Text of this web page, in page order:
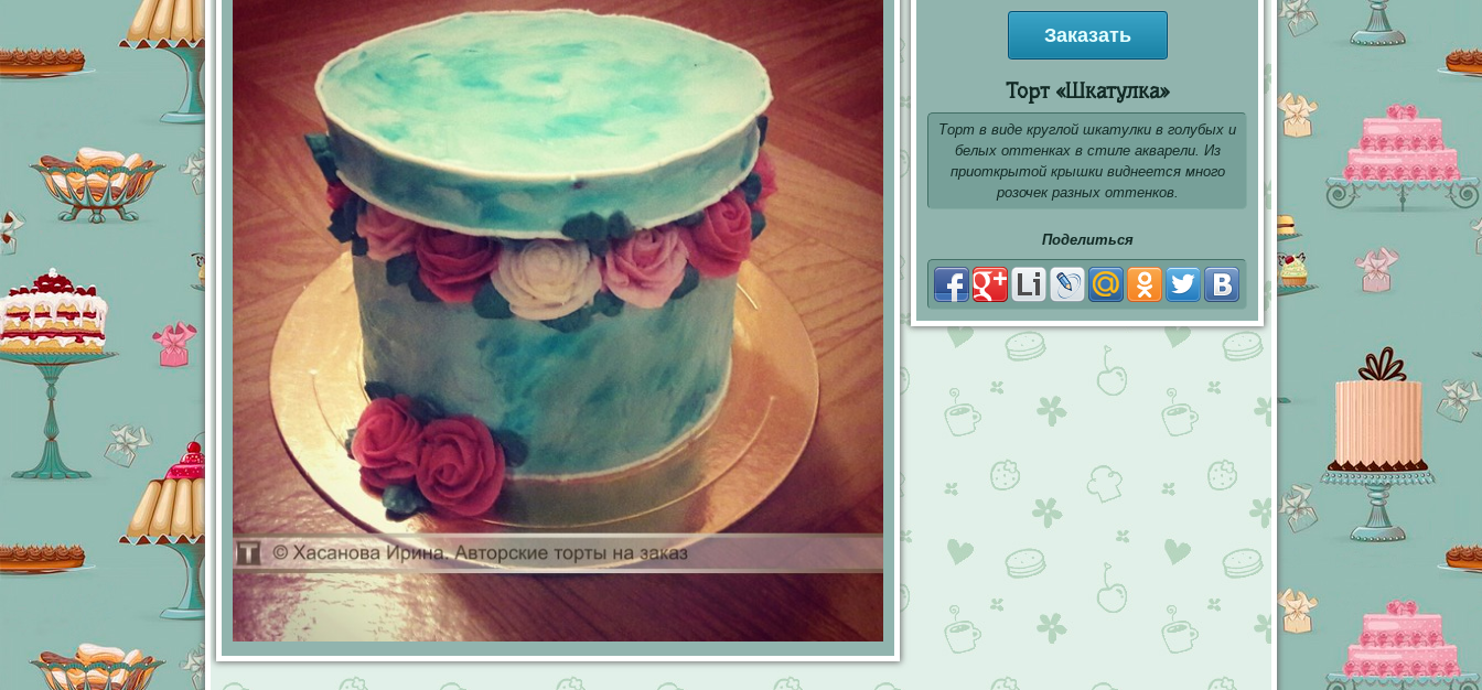
Заказать
Торт «Шкатулка»
Торт в виде круглой шкатулки в голубых и
белых оттенках в стиле акварели. Из
приоткрытой крышки виднеется много
розочек разных оттенков.
Поделиться